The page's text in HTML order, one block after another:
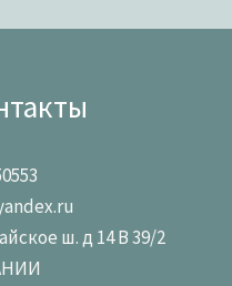
ш. д 14 В 39/2